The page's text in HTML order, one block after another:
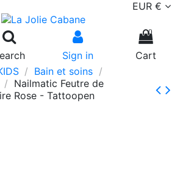
EUR €
Sign in
0
Cart
Bain et soins
Nailmatic Feutre de
Rose - Tattoopen